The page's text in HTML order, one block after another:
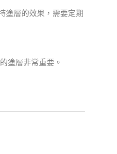
塗層的效果，需要定期
塗層非常重要。